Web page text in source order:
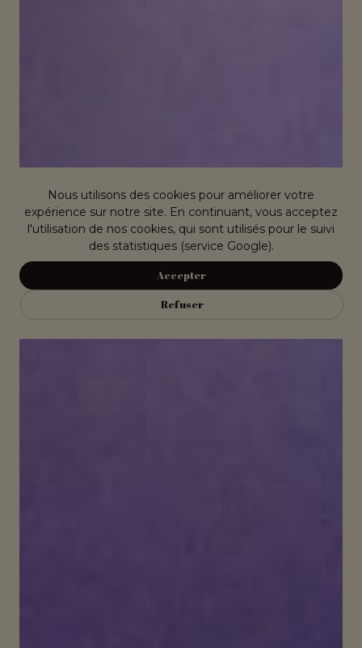
Nous utilisons des cookies pour améliorer votre
expérience sur notre site. En continuant, vous acceptez
l'utilisation de nos cookies, qui sont utilisés pour le suivi
des statistiques (service Google).
Accepter
Refuser